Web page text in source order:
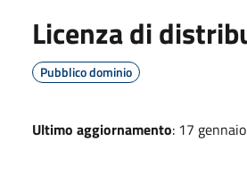
Licenza di
Pubblico dominio
Ultimo aggiornamento: 17